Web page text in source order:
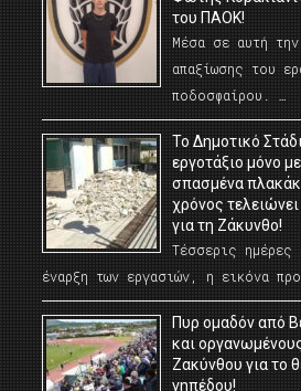
του ΠΑΟΚ!
Μέσα σε αυτή
απαξίωσης του
ποδοσφαίρου. …
Το Δημοτικό
εργοτάξιο μόνο
σπασμένα
χρόνος
για τη Ζάκυνθο!
Τέσσερις ημέρες
έναρξη των εργασιών, η εικόνα
Πυρ ομαδόν από
και
Ζακύνθου για το
γηπέδου!